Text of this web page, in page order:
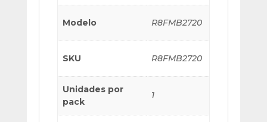
Modelo R8FMB2720
SKU R8FMB2720
Unidades por
pack
1